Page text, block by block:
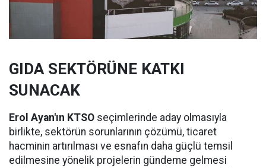
GIDA SEKTÖRÜNE KATKI
SUNACAK
Erol Ayan'ın KTSO seçimlerinde aday olmasıyla
birlikte, sektörün sorunlarının çözümü, ticaret
hacminin artırılması ve esnafın daha güçlü temsil
edilmesine yönelik projelerin gündeme gelmesi